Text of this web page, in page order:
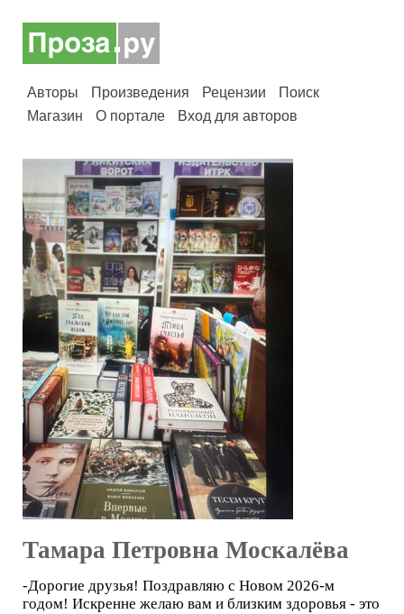
Авторы Произведения Рецензии
Поиск
Магазин
О портале Вход для авторов
Тамара Петровна Москалёва
-Дорогие друзья! Поздравляю с Новом 2026-м
годом! Искренне желаю вам и близким здоровья - это